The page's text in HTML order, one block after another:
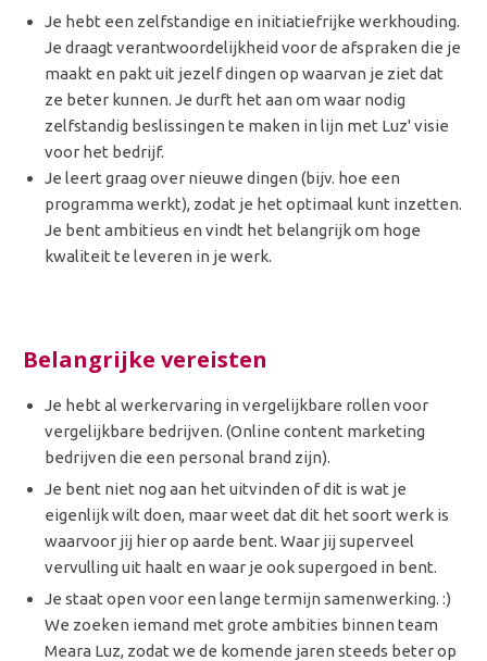
Je hebt een zelfstandige en initiatiefrijke werkhouding.
Je draagt verantwoordelijkheid voor de afspraken die je
maakt en pakt uit jezelf dingen op waarvan je ziet dat
ze beter kunnen. Je durft het aan om waar nodig
zelfstandig beslissingen te maken in lijn met Luz' visie
voor het bedrijf.
Je leert graag over nieuwe dingen (bijv. hoe een
programma werkt), zodat je het optimaal kunt inzetten.
Je bent ambitieus en vindt het belangrijk om hoge
kwaliteit te leveren in je werk.
Belangrijke vereisten
Je hebt al werkervaring in vergelijkbare rollen voor
vergelijkbare bedrijven. (Online content marketing
bedrijven die een personal brand zijn).
Je bent niet nog aan het uitvinden of dit is wat je
eigenlijk wilt doen, maar weet dat dit het soort werk is
waarvoor jij hier op aarde bent. Waar jij superveel
vervulling uit haalt en waar je ook supergoed in bent.
Je staat open voor een lange termijn samenwerking. :)
We zoeken iemand met grote ambities binnen team
Meara Luz, zodat we de komende jaren steeds beter op